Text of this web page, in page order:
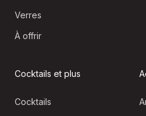
Verres
À offrir
Cocktails et plus
Cocktails